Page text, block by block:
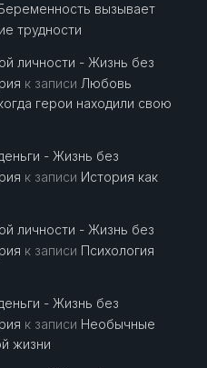
вызывает
трудности
личности - Жизнь без
к записи Любовь
герои находили свою
- Жизнь без
к записи История как
личности - Жизнь без
к записи Психология
- Жизнь без
к записи Необычные
жизни